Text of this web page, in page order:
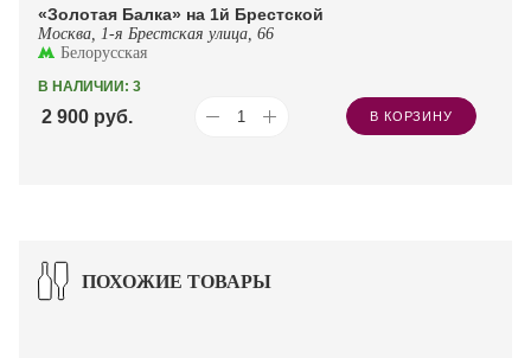
«Золотая Балка» на 1й Брестской
Москва, 1-я Брестская улица, 66
Белорусская
В НАЛИЧИИ: 3
2 900 руб. В КОРЗИНУ
ПОХОЖИЕ ТОВАРЫ